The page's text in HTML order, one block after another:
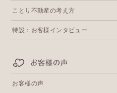
ことり不動産の考え方
特設：お客様インタビュー
お客様の声
お客様の声